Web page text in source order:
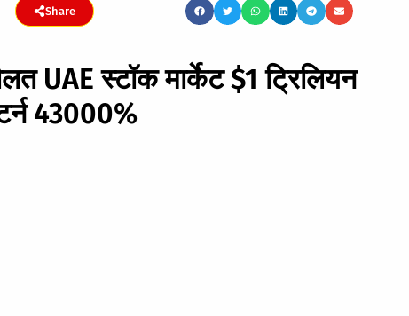
Share
UAE स्‍टॉक मार्केट $1 ट्रिलियन
43000%